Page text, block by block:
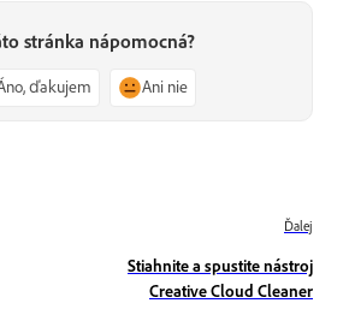
stránka nápomocná?
ďakujem Ani nie
Ďalej
Stiahnite a spustite nástroj
Creative Cloud Cleaner